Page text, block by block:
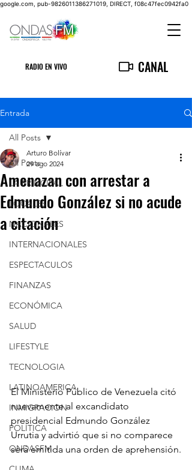
google.com, pub-9826011386271019, DIRECT, f08c47fec0942fa0
RADIO EN VIVO CANAL
Entrada
All Posts
LA PRINCIPAL
LOCALES
NACIONALES
INTERNACIONALES
ESPECTACULOS
FINANZAS
ECONÓMICA
SALUD
LIFESTYLE
TECNOLOGIA
LATINOAMERICA
INMIGRACION
POLÍTICA
ONDASFM
All Posts
Amenazan con arrestar a
Edmundo González si no acude
a citación
Arturo Bolívar
29 ago 2024
El Ministerio Público de Venezuela citó
nuevamente al excandidato
presidencial Edmundo González
Urrutia y advirtió que si no comparece
será emitida una orden de aprehensión.